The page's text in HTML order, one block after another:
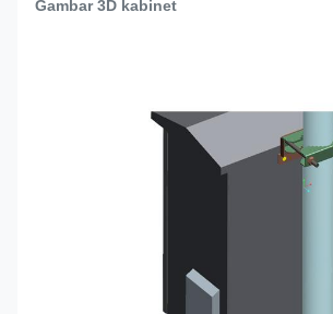
Gambar 3D kabinet